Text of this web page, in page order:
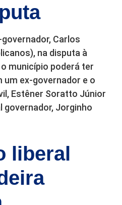
Carlos
na disputa à
município poderá ter
ex-governador e o
Estêner Soratto Júnior
governador, Jorginho
liberal